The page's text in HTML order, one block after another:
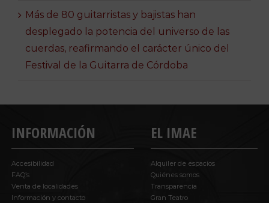
Más de 80 guitarristas y bajistas han
desplegado la potencia del universo de las
cuerdas, reafirmando el carácter único del
Festival de la Guitarra de Córdoba
INFORMACIÓN
Accesibilidad
FAQ’s
Venta de localidades
Información y contacto
EL IMAE
Alquiler de espacios
Quiénes somos
Transparencia
Gran Teatro